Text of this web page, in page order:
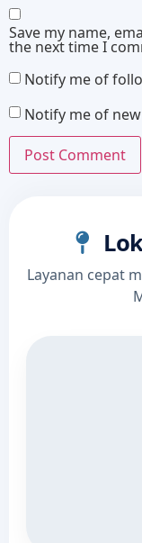
Save my name,
the next time I
Notify me of
Notify me of
Layanan cepat